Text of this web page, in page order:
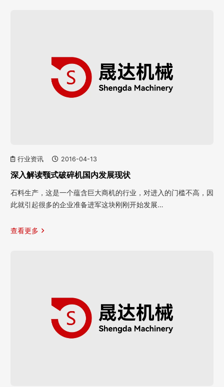
行业资讯 2016-04-13
深入解读颚式破碎机国内发展现状
石料生产，这是一个蕴含巨大商机的行业，对进入的门槛不高，因
此就引起很多的企业准备进军这块刚刚开始发展…
查看更多